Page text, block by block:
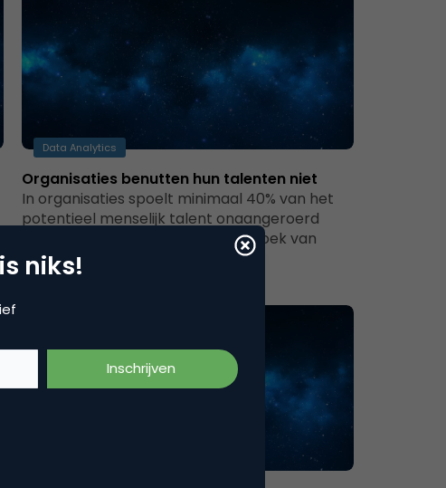
Data Analytics
Organisaties benutten hun talenten niet
In organisaties spoelt minimaal 40% van het
potentieel menselijk talent onaangeroerd
door het putje. Dit blijkt uit onderzoek van
Optimaal…
niks!